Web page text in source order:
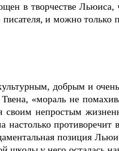
в творчестве
и можно только
добрым и
«мораль не
своим непростым
противоречит
позиция